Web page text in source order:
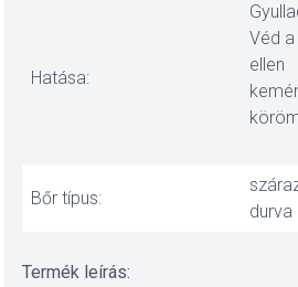
Hatása:
Véd
ellen
Bőr típus:
durva
Termék leírás: